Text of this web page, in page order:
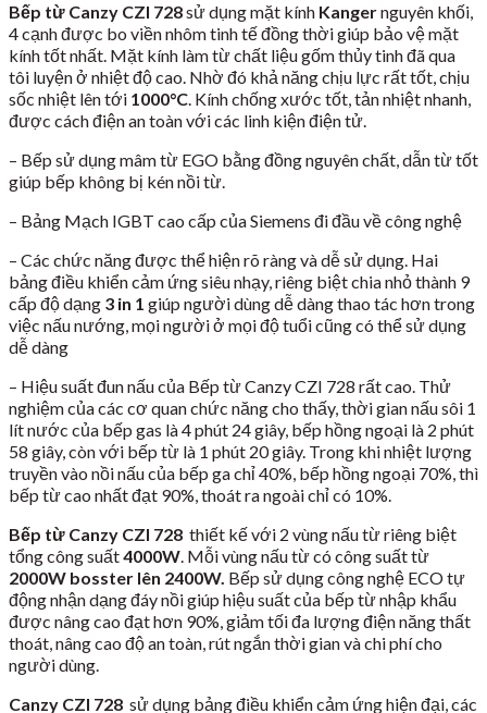
Bếp từ Canzy CZI 728sử dụng mặt kính Kangernguyên khối,
4 cạnh được bo viền nhôm tinh tế đồng thời giúp bảo vệ mặt
kính tốt nhất. Mặt kính làm từ chất liệu gốm thủy tinh đã qua
tôi luyện ở nhiệt độ cao. Nhờ đó khả năng chịu lực rất tốt, chịu
sốc nhiệt lên tới 1000°C. Kính chống xước tốt, tản nhiệt nhanh,
được cách điện an toàn với các linh kiện điện tử.
– Bếp sử dụng mâm từ EGO bằng đồng nguyên chất, dẫn từ tốt
giúp bếp không bị kén nồi từ.
– Bảng Mạch IGBT cao cấp của Siemens đi đầu về công nghệ
– Các chức năng được thể hiện rõ ràng và dễ sử dụng. Hai
bảng điều khiển cảm ứng siêu nhạy, riêng biệt chia nhỏ thành 9
cấp độ dạng 3 in 1 giúp người dùng dễ dàng thao tác hơn trong
việc nấu nướng, mọi người ở mọi độ tuổi cũng có thể sử dụng
dễ dàng
– Hiệu suất đun nấu của Bếp từ Canzy CZI 728 rất cao. Thử
nghiệm của các cơ quan chức năng cho thấy, thời gian nấu sôi 1
lít nước của bếp gas là 4 phút 24 giây, bếp hồng ngoại là 2 phút
58 giây, còn với bếp từ là 1 phút 20 giây. Trong khi nhiệt lượng
truyền vào nồi nấu của bếp ga chỉ 40%, bếp hồng ngoại 70%, thì
bếp từ cao nhất đạt 90%, thoát ra ngoài chỉ có 10%.
Bếp từ Canzy CZI 728 thiết kế với 2 vùng nấu từ riêng biệt
tổng công suất4000W. Mỗi vùng nấu từ có công suất từ
2000W bosster lên 2400W. Bếp sử dụng công nghệ ECO tự
động nhận dạng đáy nồi giúp hiệu suất của bếp từ nhập khẩu
được nâng cao đạt hơn 90%, giảm tối đa lượng điện năng thất
thoát, nâng cao độ an toàn, rút ngắn thời gian và chi phí cho
người dùng.
Canzy CZI 728 sử dụng bảng điều khiển cảm ứng hiện đại, các